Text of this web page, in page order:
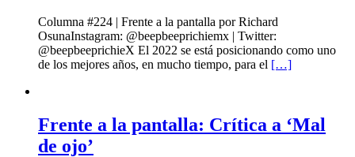
Columna #224 | Frente a la pantalla por Richard
OsunaInstagram: @beepbeeprichiemx | Twitter:
@beepbeeprichieX El 2022 se está posicionando como uno
de los mejores años, en mucho tiempo, para el […]
Frente a la pantalla: Crítica a ‘Mal
de ojo’